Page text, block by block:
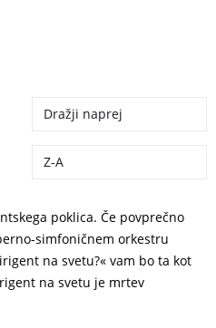
Dražji naprej
Z-A
poklica. Če povprečno
simfoničnem orkestru
na svetu?« vam bo ta kot
na svetu je mrtev